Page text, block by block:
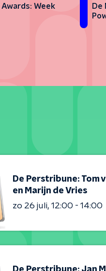
Week
De
De Perstribune: Tom
en Marijn de Vries
zo 26 juli 12:00 - 14:00